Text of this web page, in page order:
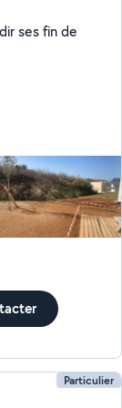
ses fin de
Particulier